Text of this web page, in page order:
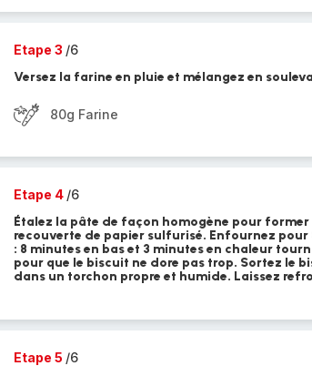
Etape 3 /6
Versez la farine en pluie et mélangez en
80g Farine
Etape 4 /6
Étalez la pâte de façon homogène pour
recouverte de papier sulfurisé. Enfournez pour
: 8 minutes en bas et 3 minutes en chaleur
pour que le biscuit ne dore pas trop. Sortez le
dans un torchon propre et humide. Laissez
Etape 5 /6